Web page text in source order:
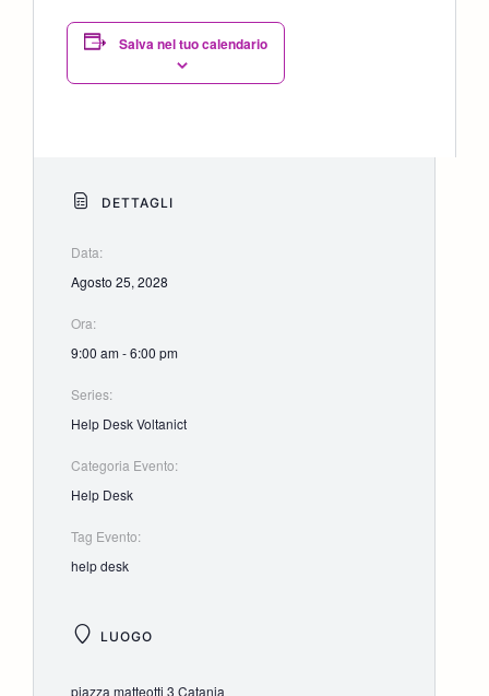
Salva nel tuo calendario
DETTAGLI
Data:
Agosto 25, 2028
Ora:
9:00 am - 6:00 pm
Series:
Help Desk Voltanict
Categoria Evento:
Help Desk
Tag Evento:
help desk
LUOGO
piazza matteotti 3 Catania